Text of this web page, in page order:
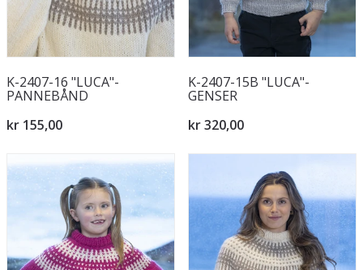
K-2407-16 "LUCA"-
PANNEBÅND
kr 155,00
K-2407-15B "LUCA"-
GENSER
kr 320,00